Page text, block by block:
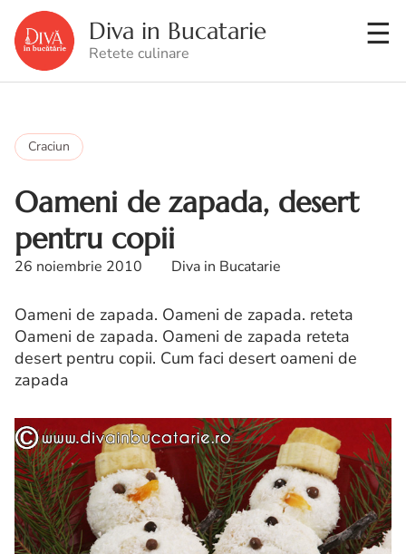
Diva in Bucatarie
Retete culinare
Craciun
Oameni de zapada, desert
pentru copii
26 noiembrie 2010 Diva in Bucatarie
Oameni de zapada. Oameni de zapada. reteta
Oameni de zapada. Oameni de zapada reteta
desert pentru copii. Cum faci desert oameni de
zapada